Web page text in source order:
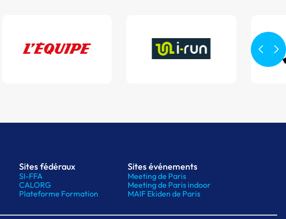
Sites fédéraux
SI-FFA
CALORG
Plateforme Formation
Sites événements
Meeting de Paris
Meeting de Paris indoor
MAIF Ekiden de Paris